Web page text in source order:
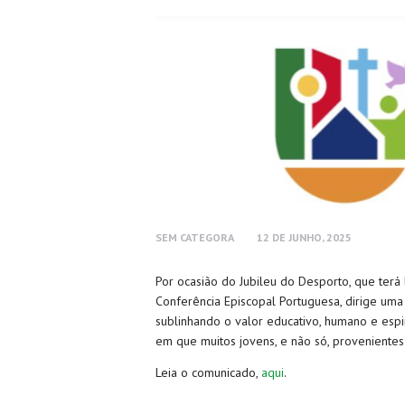
SEM CATEGORA 12 DE JUNHO, 2025
Por ocasião do Jubileu do Desporto, que
Conferência Episcopal Portuguesa, dirige
sublinhando o valor educativo, humano e
em que muitos jovens, e não só,
Leia o comunicado, aqui.